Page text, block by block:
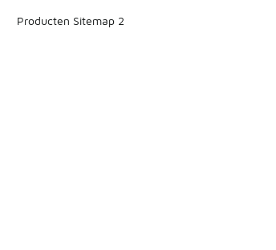
Producten Sitemap 2